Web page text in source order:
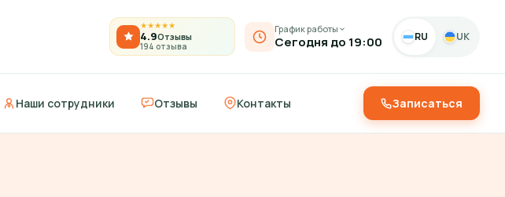
★★★★★
4.9Отзывы
194 отзыва
График работы
Сегодня до 19:00 RU UK
Наши сотрудники Отзывы Контакты Записаться